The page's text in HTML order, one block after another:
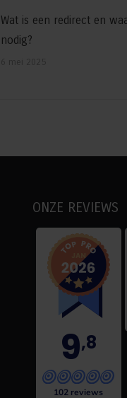
Wat is een redirect en
nodig?
ONZE REVIEWS
9,8
102 reviews